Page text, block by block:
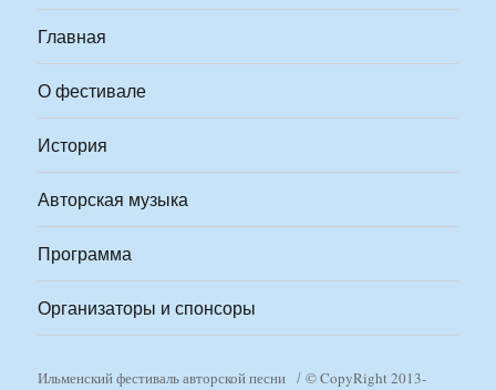
Главная
О фестивале
История
Авторская музыка
Программа
Организаторы и спонсоры
Ильменский фестиваль авторской песни © CopyRight 2013-